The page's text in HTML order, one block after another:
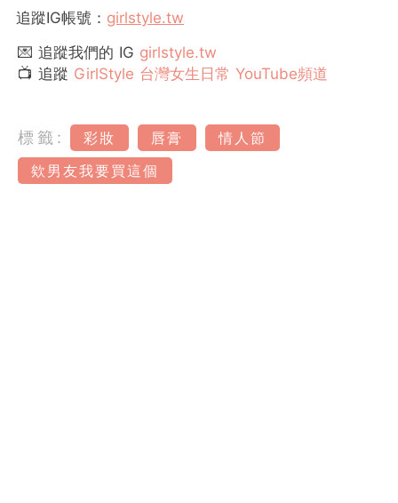
追蹤IG帳號： girlstyle.tw
💌 追蹤我們的 IG girlstyle.tw
📺 追蹤 GirlStyle 台灣女生日常 YouTube頻道
標籤: 彩妝 唇膏
情人節
欸男友我要買這個